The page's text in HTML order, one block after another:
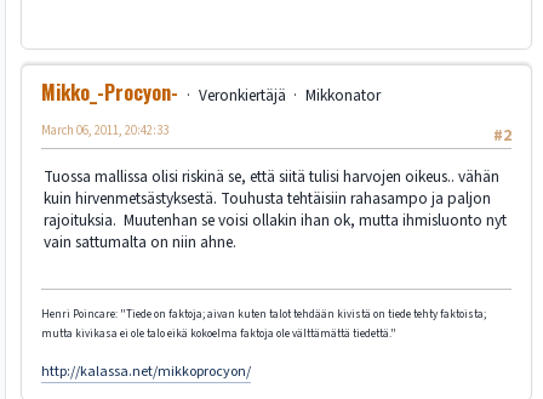
Mikko_-Procyon- Veronkiertäjä
Mikkonator
#2
March 06, 2011, 20:42:33
Tuossa mallissa olisi riskinä se, että siitä tulisi harvojen oikeus.. vähän
kuin hirvenmetsästyksestä. Touhusta tehtäisiin rahasampo ja paljon
rajoituksia. Muutenhan se voisi ollakin ihan ok, mutta ihmisluonto nyt
vain sattumalta on niin ahne.
Henri Poincare: "Tiede on faktoja; aivan kuten talot tehdään kivistä on tiede tehty faktoista;
mutta kivikasa ei ole talo eikä kokoelma faktoja ole välttämättä tiedettä."
http://kalassa.net/mikkoprocyon/